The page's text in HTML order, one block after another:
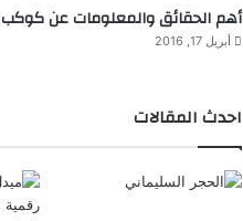
أهم الحقائق والمعلومات عن كوكب
أبريل 17, 2016
احدث المقالات